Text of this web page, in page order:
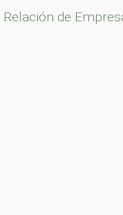
Relación de